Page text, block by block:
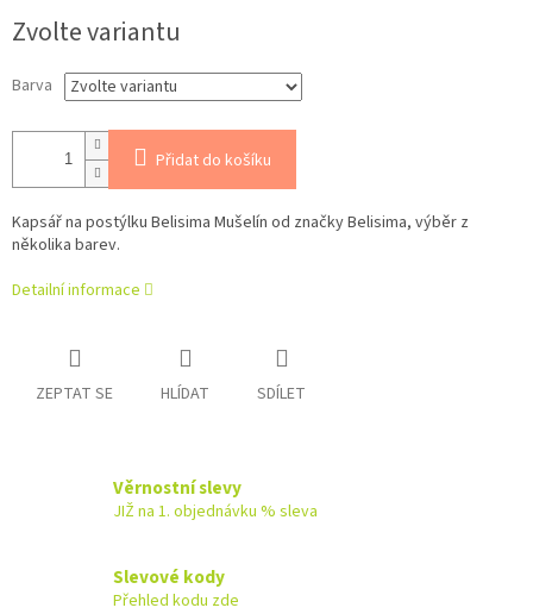
cena:
Zvolte variantu
Barva
Přidat do košíku
Kapsář na postýlku Belisima Mušelín od značky Belisima, výběr z
několika barev.
Detailní informace
ZEPTAT SE HLÍDAT SDÍLET
Věrnostní slevy
JIŽ na 1. objednávku % sleva
Slevové kody
Přehled kodu zde